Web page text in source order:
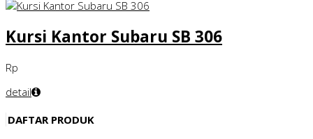
Kursi Kantor Subaru SB 306
Rp
detail
DAFTAR PRODUK